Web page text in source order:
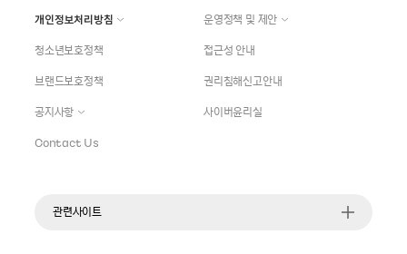
개인정보처리방침
운영정책 및 제안
청소년보호정책
접근성 안내
브랜드보호정책
권리침해신고안내
공지사항
사이버윤리실
Contact Us
관련사이트